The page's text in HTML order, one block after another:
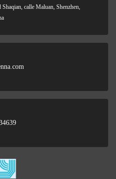
calle Maluan, Shenzhen,